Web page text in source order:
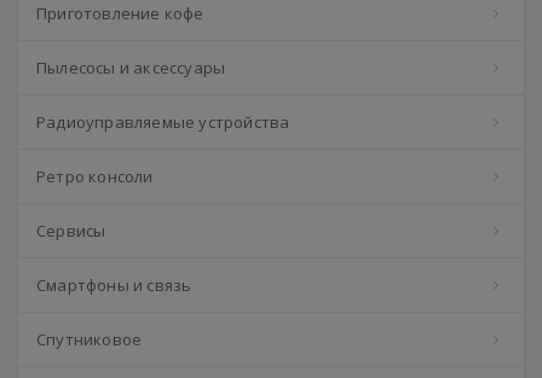
Приготовление кофе
Пылесосы и аксессуары
Радиоуправляемые устройства
Ретро консоли
Сервисы
Смартфоны и связь
Спутниковое